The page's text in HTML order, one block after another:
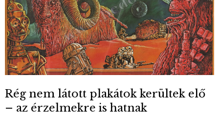
Rég nem látott plakátok kerültek elő
– az érzelmekre is hatnak